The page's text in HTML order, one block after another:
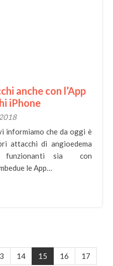
anche con l’App
iPhone
informiamo che da oggi è
attacchi di angioedema
funzionanti sia con
le App…
14 15 16
17